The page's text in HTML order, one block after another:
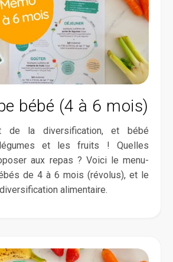
bébé (4 à 6 mois)
et les fruits ! Quelles
aux repas ? Voici le menu-
de 4 à 6 mois (révolus), et le
alimentaire.